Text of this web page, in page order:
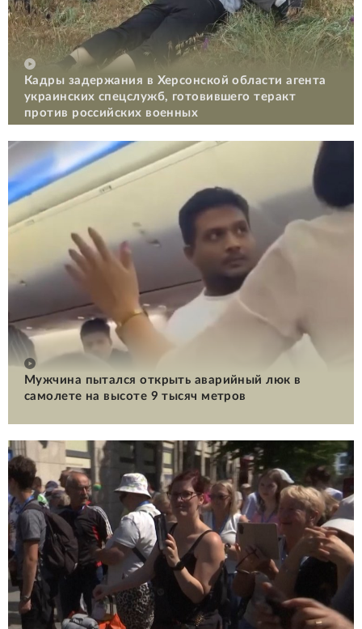
Кадры задержания в Херсонской области агента
украинских спецслужб, готовившего теракт
против российских военных
Мужчина пытался открыть аварийный люк в
самолете на высоте 9 тысяч метров